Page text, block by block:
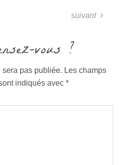
suivant
vous ?
sera pas publiée. Les champs
indiqués avec *